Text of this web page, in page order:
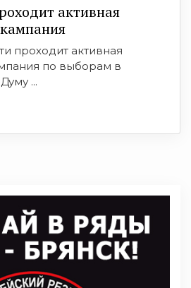
активная
проходит активная
по выборам в
...